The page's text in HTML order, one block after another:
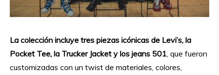
La colección incluye tres piezas icónicas de Levi’s, la
Pocket Tee, la Trucker Jacket y los jeans 501 , que fueron
customizadas con un twist de materiales, colores,